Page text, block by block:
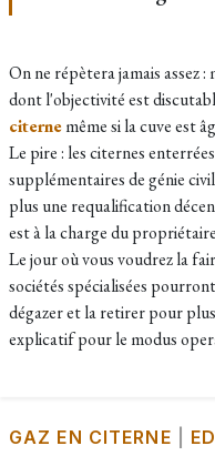
On ne répètera jamais assez
dont l'objectivité est
citernemême si la cuve est
Le pire : les citernes
supplémentaires de génie
plus une requalification
est à la charge du
Le jour où vous voudrez la
sociétés spécialisées
dégazer et la retirer pour
explicatif pour le modus
GAZ EN CITERNE